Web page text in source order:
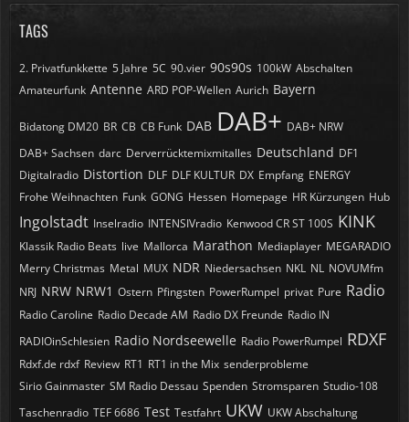
TAGS
2. Privatfunkkette 5 Jahre 5C 90.vier 90s90s 100kW Abschalten
Amateurfunk Antenne ARD POP-Wellen Aurich Bayern
Bidatong DM20 BR CB CB Funk DAB DAB+ DAB+ NRW
DAB+ Sachsen darc Derverrücktemixmitalles Deutschland DF1
Digitalradio Distortion DLF DLF KULTUR DX Empfang ENERGY
Frohe Weihnachten Funk GONG Hessen Homepage HR Kürzungen Hub
Ingolstadt Inselradio INTENSIVradio Kenwood CR ST 100S KINK
Klassik Radio Beats live Mallorca Marathon Mediaplayer MEGARADIO
Merry Christmas Metal MUX NDR Niedersachsen NKL NL NOVUMfm
NRJ NRW NRW1 Ostern Pfingsten PowerRumpel privat Pure Radio
Radio Caroline Radio Decade AM Radio DX Freunde Radio IN
RADIOinSchlesien Radio Nordseewelle Radio PowerRumpel RDXF
Rdxf.de rdxf Review RT1 RT1 in the Mix senderprobleme
Sirio Gainmaster SM Radio Dessau Spenden Stromsparen Studio-108
Taschenradio TEF 6686 Test Testfahrt UKW UKW Abschaltung